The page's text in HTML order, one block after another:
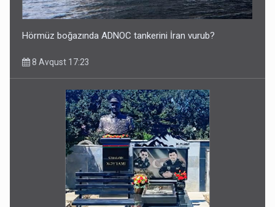
Hörmüz boğazında ADNOC tankerini İran vurub?
8 Avqust 17:23